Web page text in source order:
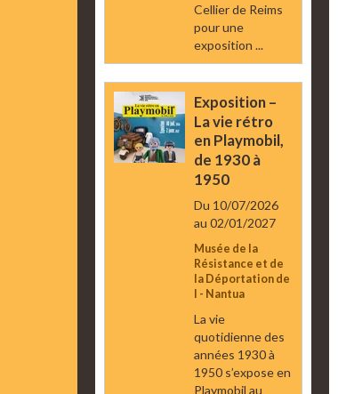
Cellier de Reims
pour une
exposition ...
Exposition –
La vie rétro
en Playmobil,
de 1930 à
1950
Du 10/07/2026
au 02/01/2027
Musée de la
Résistance et de
la Déportation de
l - Nantua
La vie
quotidienne des
années 1930 à
1950 s’expose en
Playmobil au